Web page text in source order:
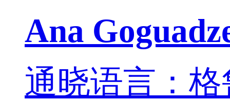
Ana
通晓语言：